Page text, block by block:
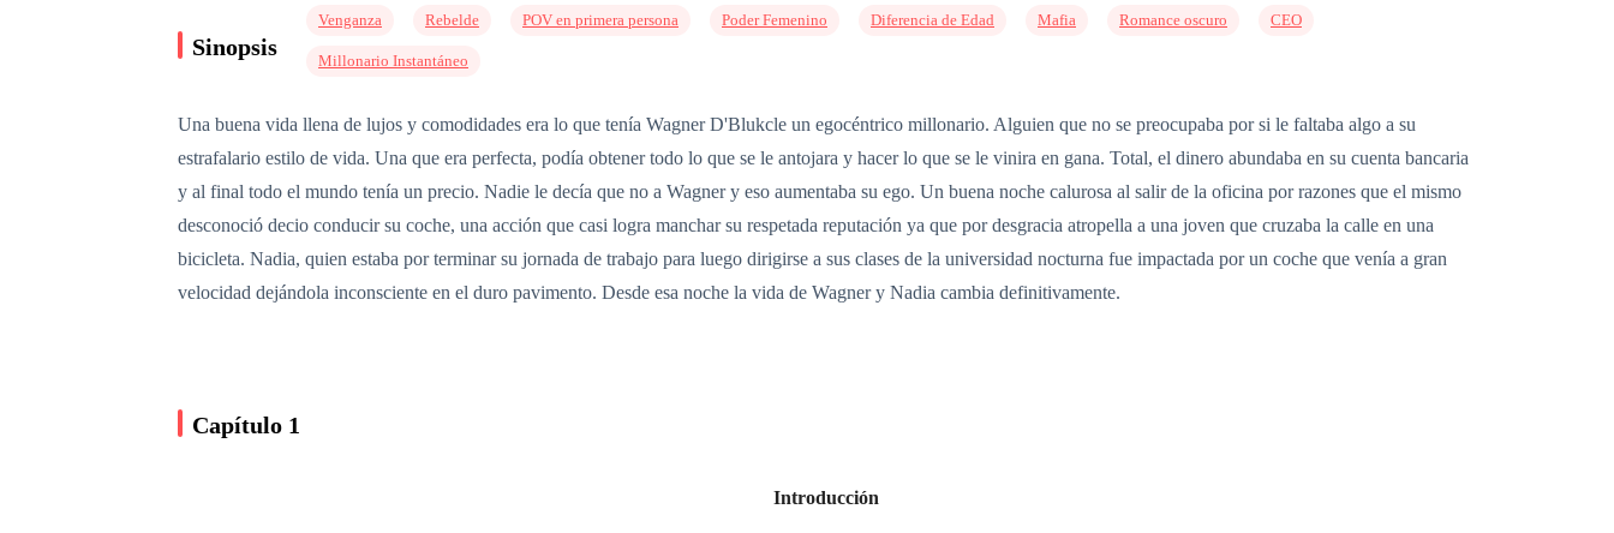
Sinopsis
Venganza Rebelde POV en primera persona Poder Femenino Diferencia de Edad Mafia Romance oscuro CEO
Millonario Instantáneo
Una buena vida llena de lujos y comodidades era lo que tenía Wagner D'Blukcle un egocéntrico millonario. Alguien que no se preocupaba por si le faltaba algo a su
estrafalario estilo de vida. Una que era perfecta, podía obtener todo lo que se le antojara y hacer lo que se le vinira en gana. Total, el dinero abundaba en su cuenta bancaria
y al final todo el mundo tenía un precio. Nadie le decía que no a Wagner y eso aumentaba su ego. Un buena noche calurosa al salir de la oficina por razones que el mismo
desconoció decio conducir su coche, una acción que casi logra manchar su respetada reputación ya que por desgracia atropella a una joven que cruzaba la calle en una
bicicleta. Nadia, quien estaba por terminar su jornada de trabajo para luego dirigirse a sus clases de la universidad nocturna fue impactada por un coche que venía a gran
velocidad dejándola inconsciente en el duro pavimento. Desde esa noche la vida de Wagner y Nadia cambia definitivamente.
Capítulo 1
Introducción